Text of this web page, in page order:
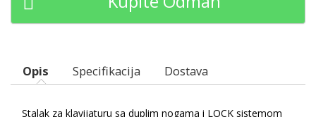
Opis Specifikacija Dostava
Stalak za klavijaturu sa duplim nogama i LOCK sistemom